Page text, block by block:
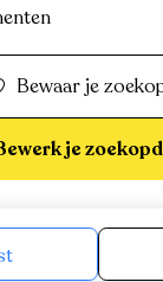
Bewaar je
je